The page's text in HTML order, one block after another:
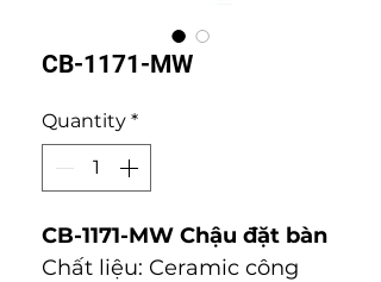
CB-1171-MW
Quantity *
CB-1171-MW Chậu đặt bàn
Chất liệu: Ceramic công